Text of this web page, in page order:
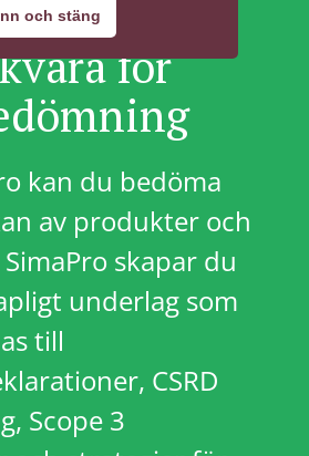
ÄN 80 LÄNDER
för
kan du bedöma
av produkter och
skapar du
underlag som
till
CSRD
Scope 3
och stäng